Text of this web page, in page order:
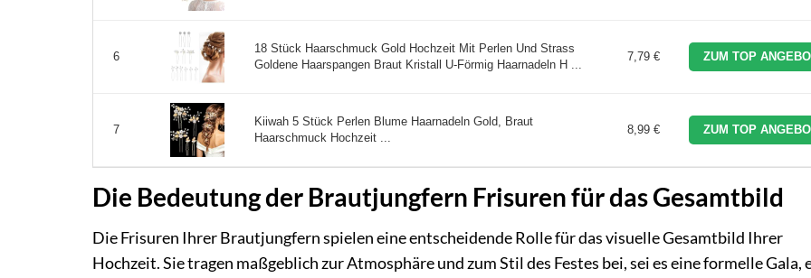
6
18 Stück Haarschmuck Gold Hochzeit Mit Perlen Und Strass
Goldene Haarspangen Braut Kristall U-Förmig Haarnadeln H ...
7,79 € ZUM TOP
7
Kiiwah 5 Stück Perlen Blume Haarnadeln Gold, Braut
Haarschmuck Hochzeit ...
8,99 € ZUM TOP
Die Bedeutung der Brautjungfern Frisuren für das Gesamtbild
Die Frisuren Ihrer Brautjungfern spielen eine entscheidende Rolle für das visuelle Gesamtbild Ihrer
Hochzeit. Sie tragen maßgeblich zur Atmosphäre und zum Stil des Festes bei, sei es eine formelle Gala,